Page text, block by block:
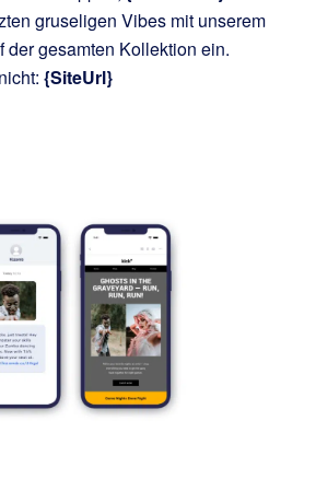
gruseligen Vibes mit unserem
der gesamten Kollektion ein.
{SiteUrl}